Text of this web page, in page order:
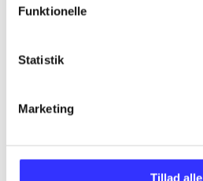
Funktionelle
Statistik
Marketing
Tillad alle
...
...